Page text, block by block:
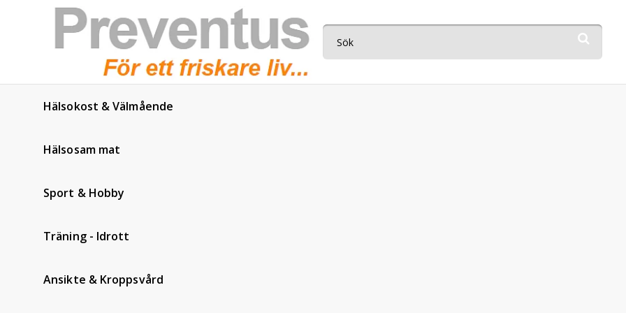
Hälsokost & Välmående
Hälsosam mat
Sport & Hobby
Träning - Idrott
Ansikte & Kroppsvård